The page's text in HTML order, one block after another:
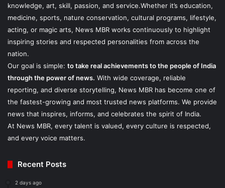
knowledge, art, skill, passion, and service.Whether it’s education,
medicine, sports, nature conservation, cultural programs, lifestyle,
acting, or magic arts, News MBR works continuously to highlight
inspiring stories and respected personalities from across the
nation.
Our goal is simple: to take real achievements to the people of India
through the power of news. With wide coverage, reliable
reporting, and diverse storytelling, News MBR has become one of
the fastest-growing and most trusted news platforms. We provide
news that inspires, informs, and celebrates the spirit of India.
At News MBR, every talent is valued, every culture is respected,
and every voice matters.
Recent Posts
2 days ago